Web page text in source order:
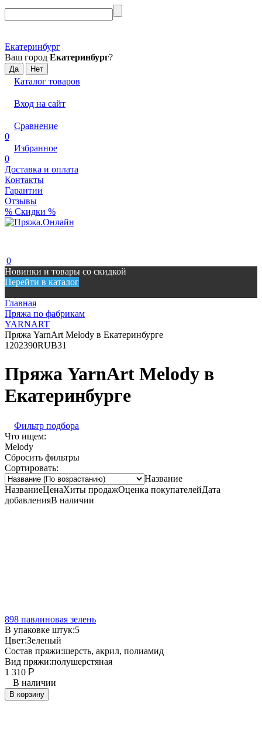
Екатеринбург
Ваш город Екатеринбург?
Каталог товаров
Вход на сайт
Сравнение
0
Избранное
0
Доставка и оплата
Контакты
Гарантии
Отзывы
% Скидки %
0
Новинки и товары со скидкой
Перейти в каталог
Главная
Пряжа по фабрикам
YARNART
Пряжа YarnArt Melody в Екатеринбурге
1202390RUB31
Пряжа YarnArt Melody в
Екатеринбурге
Фильтр подбора
Что ищем:
Melody
Сбросить фильтры
Сортировать:
Название
НазваниеЦенаХиты продажОценка покупателейДата
добавленияВ наличии
898 павлиновая зелень
В упаковке штук:5
Цвет:Зеленый
Состав пряжи:шерсть, акрил, полиамид
Вид пряжи:полушерстяная
1 310 Р
В наличии
В корзину